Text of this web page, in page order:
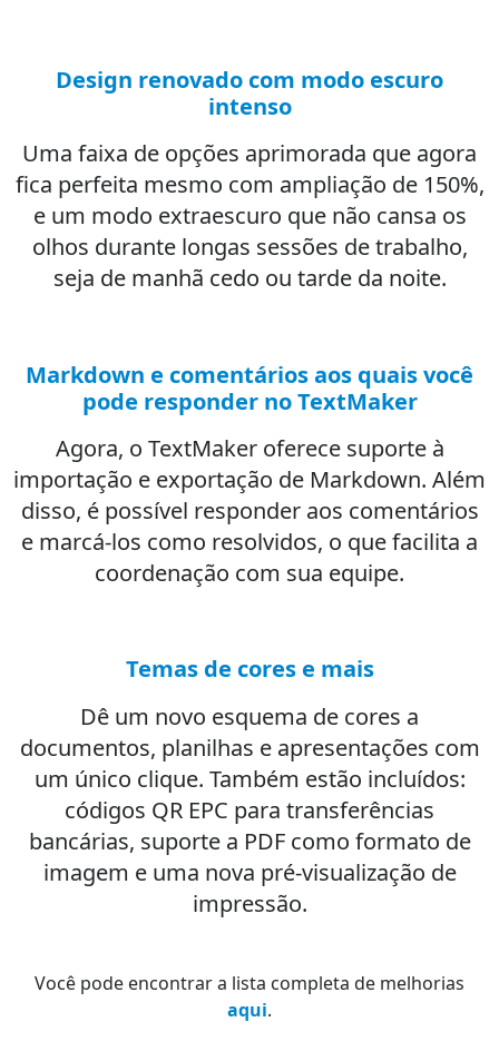
Design renovado com modo escuro
intenso
Uma faixa de opções aprimorada que agora
fica perfeita mesmo com ampliação de 150%,
e um modo extraescuro que não cansa os
olhos durante longas sessões de trabalho,
seja de manhã cedo ou tarde da noite.
Markdown e comentários aos quais você
pode responder no TextMaker
Agora, o TextMaker oferece suporte à
importação e exportação de Markdown. Além
disso, é possível responder aos comentários
e marcá-los como resolvidos, o que facilita a
coordenação com sua equipe.
Temas de cores e mais
Dê um novo esquema de cores a
documentos, planilhas e apresentações com
um único clique. Também estão incluídos:
códigos QR EPC para transferências
bancárias, suporte a PDF como formato de
imagem e uma nova pré-visualização de
impressão.
Você pode encontrar a lista completa de melhorias
aqui.